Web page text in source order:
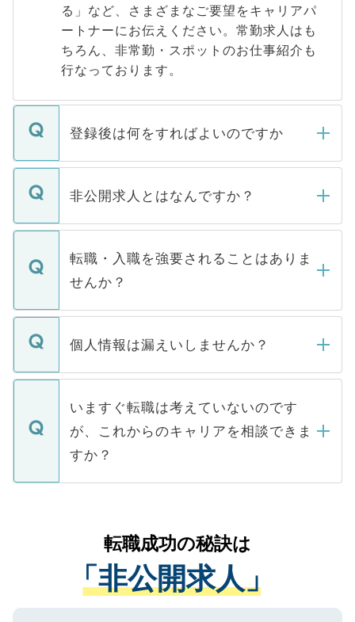
る」など、さまざまなご要望をキャリアパ
ートナーにお伝えください。常勤求人はも
ちろん、非常勤・スポットのお仕事紹介も
行なっております。
登録後は何をすればよいのですか
ご登録いただきましたら、弊社担当者がご
登録内容を確認し、その後メールもしくは
ます。通常、5営業日以内にはご連絡をせて
いただきますので、しばらくお待ちくださ
非公開求人とはなんですか？
マイナビDOCTORで取り扱っている求人の
うち約3割は、Webサイトからご覧いただ
けない「非公開求人」です。非公開求人は
下記の理由によって、一般には公開してい
ません。
■応募殺到を避けるため 人気のある医療機
関を公にしてしまうと、応募が殺到する場
に、医療機関が求める条件に合った人材の
みを人材紹介会社に依頼するケースが増え
ています。
転職・入職を強要されることはありま
せんか？
転職・入職を強要することは一切ありませ
ん。また、仮に応募先から内定をいただい
定を承諾する必要はありません。内定先へ
の辞退の連絡はキャリアパートナーが行い
個人情報は漏えいしませんか？
個人情報が漏えいすることはありませんの
で、ご安心ください。当サイトからの登録
などで収集したご登録者様の個人情報は、
ご本人のキャリアアップおよび転職活動の
支援を目的に使用いたします。お預かりし
ているすべての個人データはご本人の許可
は、個人情報の取り扱いについての厳密な
管理基準を満たした事業者のみに付与され
る、プライバシーマークを取得済みです。
いますぐ転職は考えていないのです
が、これからのキャリアを相談できま
すか？
かがいして、現在の医療機関の状況や紹介
経験をまじえながら、適切なアドバイスを
させていただきます。すぐにご転職をされ
ない方には、長期的なサポートが可能です
ので、まずはご登録ください。
転職成功の秘訣は
「非公開求人」